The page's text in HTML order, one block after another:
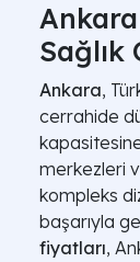
Sağlık
Ankara,
cerrahide
merkezleri
kompleks
başarıyla
fiyatları,